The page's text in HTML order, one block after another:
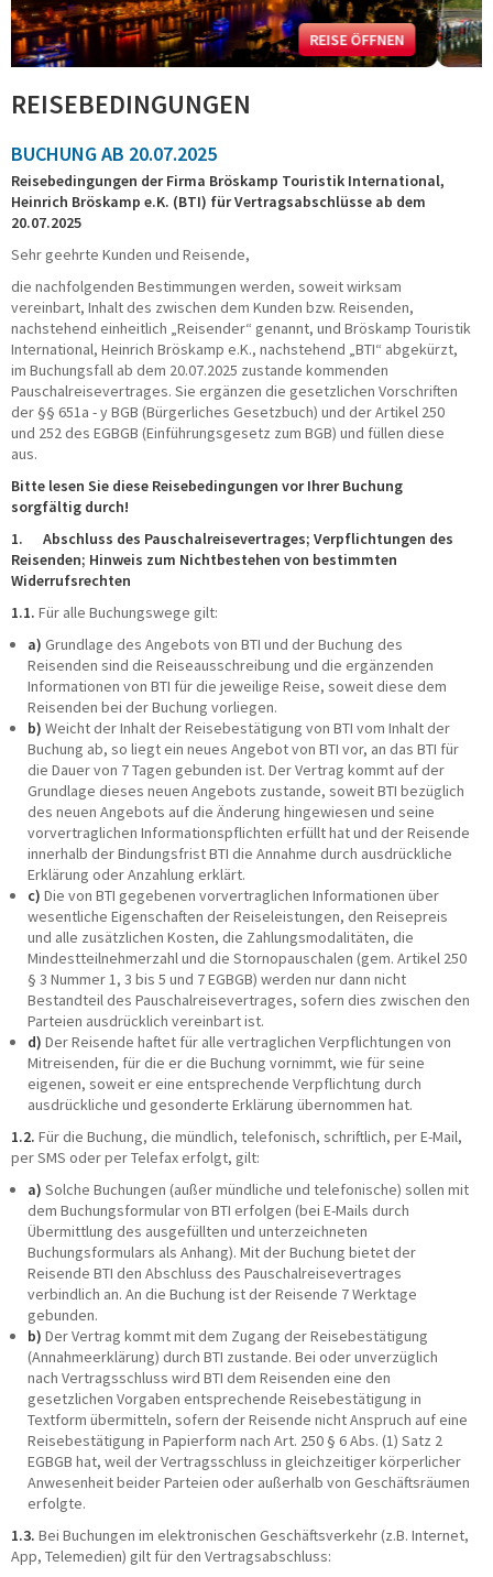
Fahrradreisen
Städtereisen
Schiffsreisen
Musicals - Shows
Konzert und Event
Adventsreisen
Festtagsreisen
BUSMIETE
Mietbus-Anfrage
FUHRPARK
Reise-/Fernreisebusse
VIP-/Businessbusse
Doppelstockbusse
Linien-/ Transferbusse
Anhänger/Skibox
Impressionen
Büroteam
Busfahrerinnen und Busfahrer
Geschäftsführung
Werkstatt
Reisesicherheit
Historie
Nachhaltigkeit
Stellenangebote
KONTAKT
Katalogbestellung
Gutscheinbestellung
Fundsachen
WhatsApp
REISE ÖFFNEN
REISEBEDINGUNGEN
BUCHUNG AB 20.07.2025
Reisebedingungen der Firma Bröskamp Touristik International,
Heinrich Bröskamp e.K. (BTI) für Vertragsabschlüsse ab dem
20.07.2025
Sehr geehrte Kunden und Reisende,
die nachfolgenden Bestimmungen werden, soweit wirksam
vereinbart, Inhalt des zwischen dem Kunden bzw. Reisenden,
nachstehend einheitlich „Reisender“ genannt, und Bröskamp Touristik
International, Heinrich Bröskamp e.K., nachstehend „BTI“ abgekürzt,
im Buchungsfall ab dem 20.07.2025 zustande kommenden
Pauschalreisevertrages. Sie ergänzen die gesetzlichen Vorschriften
der §§ 651a - y BGB (Bürgerliches Gesetzbuch) und der Artikel 250
und 252 des EGBGB (Einführungsgesetz zum BGB) und füllen diese
aus.
Bitte lesen Sie diese Reisebedingungen vor Ihrer Buchung
sorgfältig durch!
1. Abschluss des Pauschalreisevertrages; Verpflichtungen des
Reisenden; Hinweis zum Nichtbestehen von bestimmten
Widerrufsrechten
1.1. Für alle Buchungswege gilt:
a) Grundlage des Angebots von BTI und der Buchung des
Reisenden sind die Reiseausschreibung und die ergänzenden
Informationen von BTI für die jeweilige Reise, soweit diese dem
Reisenden bei der Buchung vorliegen.
b) Weicht der Inhalt der Reisebestätigung von BTI vom Inhalt der
Buchung ab, so liegt ein neues Angebot von BTI vor, an das BTI für
die Dauer von 7 Tagen gebunden ist. Der Vertrag kommt auf der
Grundlage dieses neuen Angebots zustande, soweit BTI bezüglich
des neuen Angebots auf die Änderung hingewiesen und seine
vorvertraglichen Informationspflichten erfüllt hat und der Reisende
innerhalb der Bindungsfrist BTI die Annahme durch ausdrückliche
Erklärung oder Anzahlung erklärt.
c) Die von BTI gegebenen vorvertraglichen Informationen über
wesentliche Eigenschaften der Reiseleistungen, den Reisepreis
und alle zusätzlichen Kosten, die Zahlungsmodalitäten, die
Mindestteilnehmerzahl und die Stornopauschalen (gem. Artikel 250
§ 3 Nummer 1, 3 bis 5 und 7 EGBGB) werden nur dann nicht
Bestandteil des Pauschalreisevertrages, sofern dies zwischen den
Parteien ausdrücklich vereinbart ist.
d) Der Reisende haftet für alle vertraglichen Verpflichtungen von
Mitreisenden, für die er die Buchung vornimmt, wie für seine
eigenen, soweit er eine entsprechende Verpflichtung durch
ausdrückliche und gesonderte Erklärung übernommen hat.
1.2. Für die Buchung, die mündlich, telefonisch, schriftlich, per E-Mail,
per SMS oder per Telefax erfolgt, gilt:
a) Solche Buchungen (außer mündliche und telefonische) sollen mit
dem Buchungsformular von BTI erfolgen (bei E-Mails durch
Übermittlung des ausgefüllten und unterzeichneten
Buchungsformulars als Anhang). Mit der Buchung bietet der
Reisende BTI den Abschluss des Pauschalreisevertrages
verbindlich an. An die Buchung ist der Reisende 7 Werktage
gebunden.
b) Der Vertrag kommt mit dem Zugang der Reisebestätigung
(Annahmeerklärung) durch BTI zustande. Bei oder unverzüglich
nach Vertragsschluss wird BTI dem Reisenden eine den
gesetzlichen Vorgaben entsprechende Reisebestätigung in
Textform übermitteln, sofern der Reisende nicht Anspruch auf eine
Reisebestätigung in Papierform nach Art. 250 § 6 Abs. (1) Satz 2
EGBGB hat, weil der Vertragsschluss in gleichzeitiger körperlicher
Anwesenheit beider Parteien oder außerhalb von Geschäftsräumen
erfolgte.
1.3. Bei Buchungen im elektronischen Geschäftsverkehr (z.B. Internet,
App, Telemedien) gilt für den Vertragsabschluss: